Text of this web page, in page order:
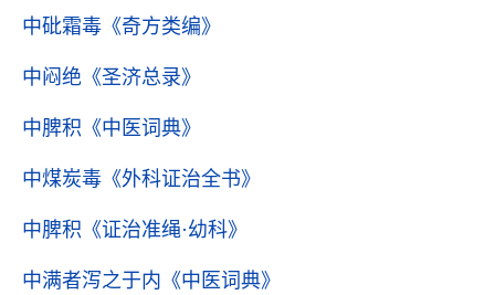
中砒霜毒 《奇方类编》
中闷绝 《圣济总录》
中脾积 《中医词典》
中煤炭毒 《外科证治全书》
中脾积 《证治准绳·幼科》
中满者泻之于内 《中医词典》